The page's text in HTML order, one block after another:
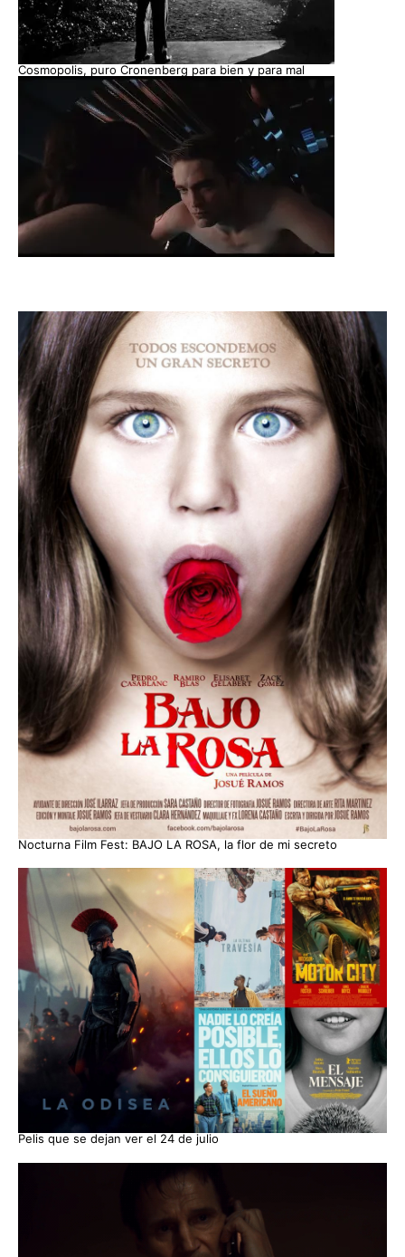
Cosmopolis, puro Cronenberg para bien y para mal
Nocturna Film Fest: BAJO LA ROSA, la flor de mi secreto
Pelis que se dejan ver el 24 de julio